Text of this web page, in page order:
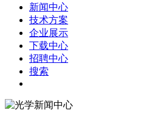
新闻中心
技术方案
企业展示
下载中心
招聘中心
搜索